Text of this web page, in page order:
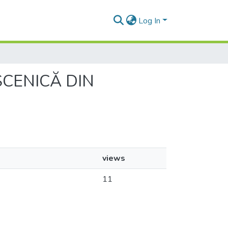
Log In
DIN
views
11